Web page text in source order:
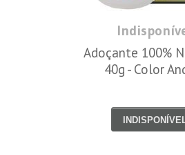
Adoçante 100%
40g - Color